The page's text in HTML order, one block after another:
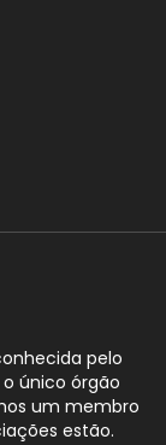
pelo
único órgão
um membro
estão.